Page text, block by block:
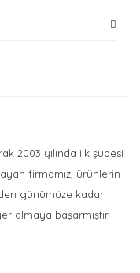
2003 yılında ilk şubesi
firmamız, ürünlerin
günümüze kadar
almaya başarmıştır.